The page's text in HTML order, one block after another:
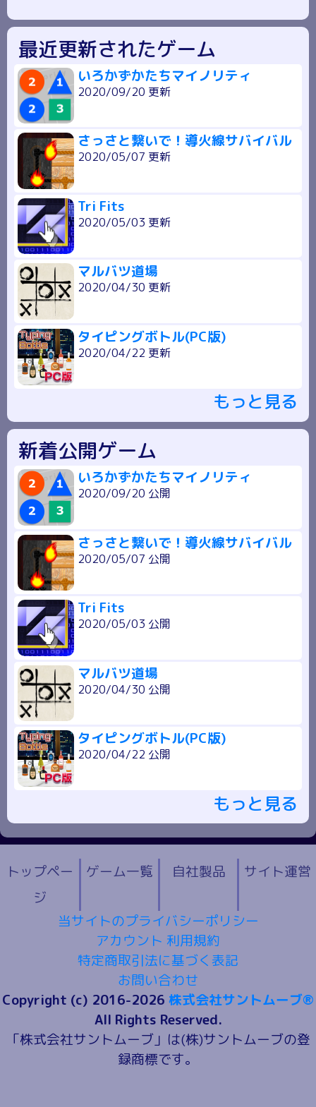
最近更新されたゲーム
いろかずかたちマイノリティ
2020/09/20 更新
さっさと繋いで！導火線サバイバル
2020/05/07 更新
Tri Fits
2020/05/03 更新
マルバツ道場
2020/04/30 更新
タイピングボトル(PC版)
2020/04/22 更新
もっと見る
新着公開ゲーム
いろかずかたちマイノリティ
2020/09/20 公開
さっさと繋いで！導火線サバイバル
2020/05/07 公開
Tri Fits
2020/05/03 公開
マルバツ道場
2020/04/30 公開
タイピングボトル(PC版)
2020/04/22 公開
もっと見る
トップペー
ジ
ゲーム一覧 自社製品 サイト運営
当サイトのプライバシーポリシー
アカウント 利用規約
特定商取引法に基づく表記
お問い合わせ
Copyright (c) 2016-2026 株式会社サントムーブ®
All Rights Reserved.
「株式会社サントムーブ」は(株)サントムーブの登
録商標です。